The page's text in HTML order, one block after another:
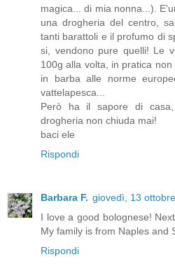
magica... di mia nonna...).
una drogheria del centro,
tanti barattoli e il profumo di
si, vendono pure quelli! Le
100g alla volta, in pratica non
in barba alle norme
vattelapesca...
Però ha il sapore di
drogheria non chiuda mai!
baci ele
Rispondi
Barbara F. giovedì, 13
I love a good bolognese!
My family is from Naples and
Rispondi